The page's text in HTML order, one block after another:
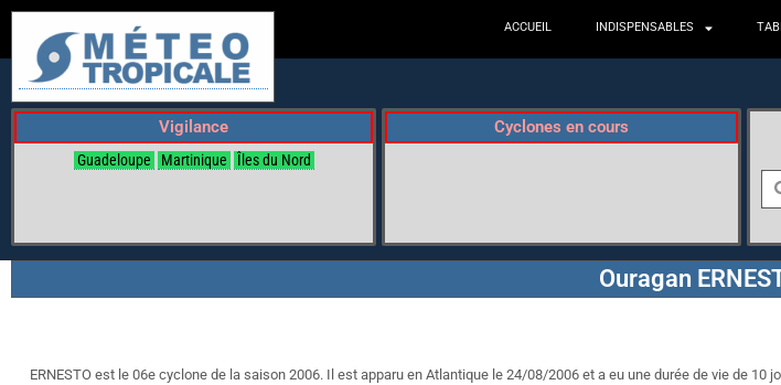
ACCUEIL INDISPENSABLES
Vigilance
Guadeloupe Martinique Îles du Nord
Cyclones en cours
Ouragan
ERNESTO est le 06e cyclone de la saison 2006. Il est apparu en Atlantique le 24/08/2006 et a eu une durée de vie de